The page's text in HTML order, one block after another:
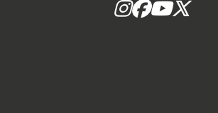
Instagram
Facebook
YouTube